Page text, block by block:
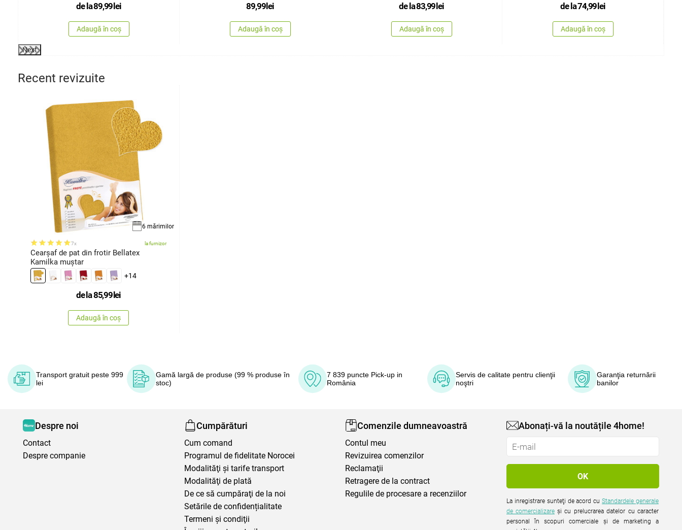
de la89,99lei
Adaugă în coș
89,99lei
Adaugă în coș
de la83,99lei
Adaugă în coș
de la74,99lei
Adaugă în coș
Next
Recent revizuite
6 mărimilor
7x la furnizor
Cearșaf de pat din frotir Bellatex
Kamilka muștar
+14
de la85,99lei
Adaugă în coș
Transport gratuit peste 999
lei
Gamă largă de produse (99 % produse în
stoc)
7 839 puncte Pick-up in
România
Servis de calitate pentru clienţii
noştri
Garanţia returnării
banilor
Despre noi
Contact
Despre companie
Cumpărături
Cum comand
Programul de fidelitate Norocei
Modalităţi şi tarife transport
Modalităţi de plată
De ce să cumpăraţi de la noi
Setările de confidențialitate
Termeni şi condiţii
Comenzile dumneavoastră
Contul meu
Revizuirea comenzilor
Reclamaţii
Retragere de la contract
Regulile de procesare a recenziilor
Abonați-vă la noutățile 4home!
La inregistrare sunteţi de acord cuStandardele generale
de comercializare şi cu prelucrarea datelor cu caracter
personal în scopuri comerciale şi de marketing a